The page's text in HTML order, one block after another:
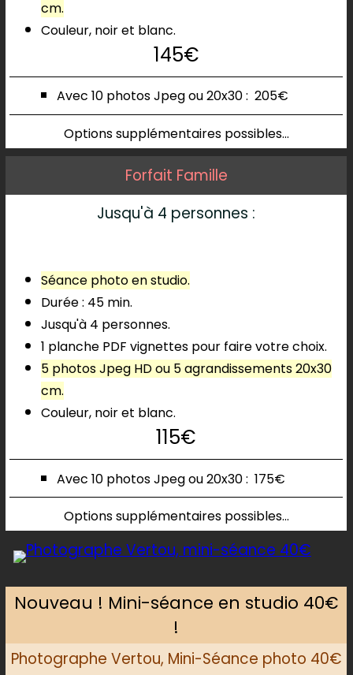
cm.
Couleur, noir et blanc.
145€
Avec 10 photosJpeg ou 20x30 : 205€
Options supplémentaires possibles...
Forfait Famille
Jusqu'à 4 personnes :
Séance photo en studio.
Durée : 45 min.
Jusqu'à 4 personnes.
1 planche PDF vignettes pour faire votre choix.
5 photos Jpeg HD ou 5 agrandissements 20x30
cm.
Couleur, noir et blanc.
115€
Avec 10 photosJpeg ou 20x30 : 175€
Options supplémentaires possibles...
Nouveau ! Mini-séance en studio 40€
!
Photographe Vertou, Mini-Séance photo 40€